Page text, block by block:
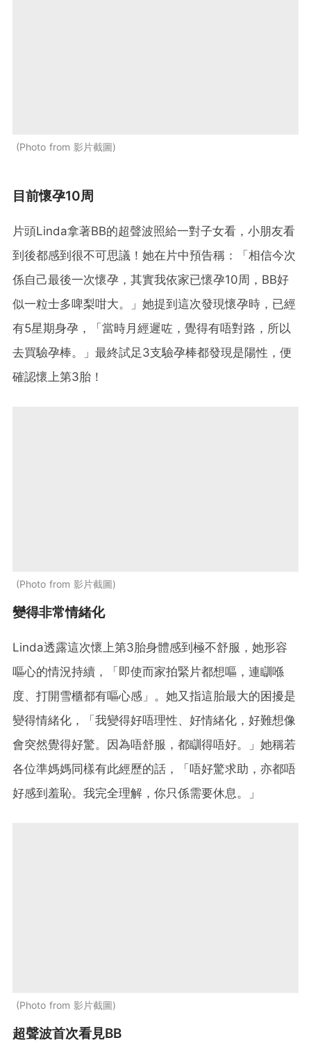
Photo from 影片截圖
目前懷孕10周
片頭Linda拿著BB的超聲波照給一對子女看，小朋友看
到後都感到很不可思議！她在片中預告稱：「相信今次
係自己最後一次懷孕，其實我依家已懷孕10周，BB好
似一粒士多啤梨咁大。」她提到這次發現懷孕時，已經
有5星期身孕，「當時月經遲咗，覺得有唔對路，所以
去買驗孕棒。」最終試足3支驗孕棒都發現是陽性，便
確認懷上第3胎！
Photo from 影片截圖
變得非常情緒化
Linda透露這次懷上第3胎身體感到極不舒服，她形容
嘔心的情況持續，「即使而家拍緊片都想嘔，連瞓喺
度、打開雪櫃都有嘔心感」。她又指這胎最大的困擾是
變得情緒化，「我變得好唔理性、好情緒化，好難想像
會突然覺得好驚。因為唔舒服，都瞓得唔好。」她稱若
各位準媽媽同樣有此經歷的話，「唔好驚求助，亦都唔
好感到羞恥。我完全理解，你只係需要休息。」
Photo from 影片截圖
超聲波首次看見BB